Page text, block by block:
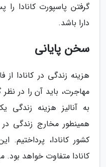
گرفتن پاسپورت کانادا
دارا باشد.
سخن پایانی
هزینه زندگی در کانادا
مهاجرت، باید آن را در نظر
به آنالیز هزینه
همینطور مخارج زندگی
کشور کانادا، پرداختیم.
کانادا متفاوت خواهد